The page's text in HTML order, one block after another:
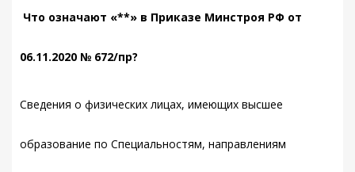
Что означают «**» в Приказе Минстроя РФ от
06.11.2020 № 672/пр?
Сведения о физических лицах, имеющих высшее
образование по Специальностям, направлениям